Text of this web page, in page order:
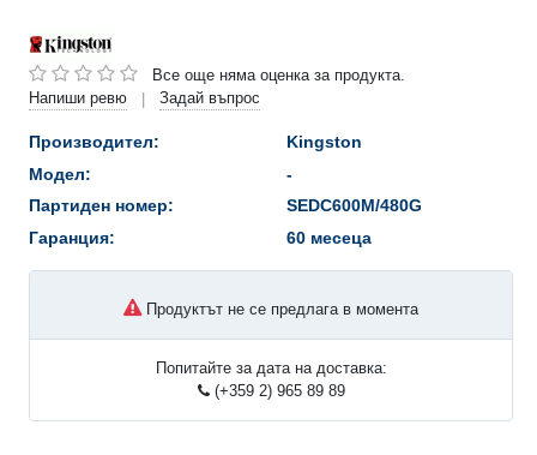
Все още няма оценка за продукта.
Напиши ревю
| Задай въпрос
Производител:
Kingston
Модел:
-
Партиден номер:
SEDC600M/480G
Гаранция:
60 месеца
Продуктът не се предлага в момента
Попитайте за дата на доставка:
(+359 2) 965 89 89